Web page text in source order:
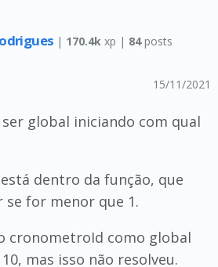
| 170.4k xp | 84posts
15/11/2021
global iniciando com qual
dentro da função, que
for menor que 1.
cronometroId como global
mas isso não resolveu.